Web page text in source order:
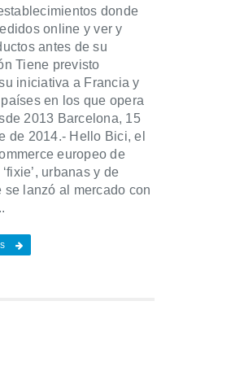
donde
online y ver y
antes de su
Tiene previsto
iniciativa a Francia y
en los que opera
2013 Barcelona, 15
de 2014.- Hello Bici, el
europeo de
urbanas y de
se lanzó al mercado con